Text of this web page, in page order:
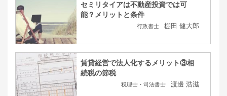
セミリタイアは不動産投資では可
能？メリットと条件
行政書士 棚田 健大郎
賃貸経営で法人化するメリット③相
続税の節税
税理士・司法書士 渡邊 浩滋